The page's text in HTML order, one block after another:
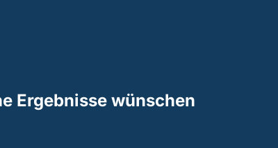
Ergebnisse wünschen